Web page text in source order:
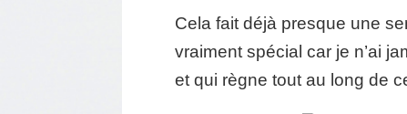
Cela fait déjà presque une
vraiment spécial car je n’ai
et qui règne tout au long de